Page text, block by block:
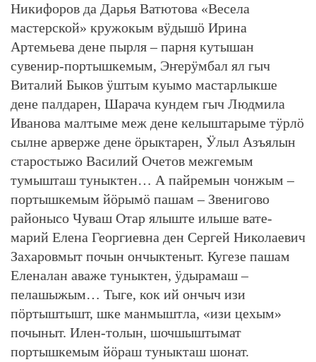
Никифоров да Дарья Ватютова «Весела
мастерской» кружокым вӱдышӧ Ирина
Артемьева дене пырля – парня кутышан
сувенир-портышкемым, Эҥерӱмбал ял гыч
Виталий Быков ӱштым куымо мастарлыкше
дене палдарен, Шарача кундем гыч Людмила
Иванова малтыме меж дене келыштарыме тӱрлӧ
сылне арверже дене ӧрыктарен, Ӱлыл Азъялын
старостыжо Василий Очетов межгемым
тумышташ туныктен… А пайремын чонжым –
портышкемым йӧрымӧ пашам – Звенигово
районысо Чуваш Отар ялыште илыше вате-
марий Елена Георгиевна ден Сергей Николаевич
Захаровмыт почын ончыктеныт. Кугезе пашам
Еленалан аваже туныктен, ӱдырамаш –
пелашыжым… Тыге, кок ий ончыч изи
пӧртыштышт, шке манмыштла, «изи цехым»
почыныт. Илен-толын, шочшыштымат
портышкемым йӧраш туныкташ шонат.